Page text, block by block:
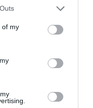
one or more Google
You may click to
its third-party tags to
in below Google
of my